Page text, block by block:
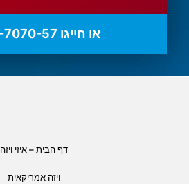
או חייגו 1700-7070-57
דף הבית – איזי ויזה
ויזה אמריקאית